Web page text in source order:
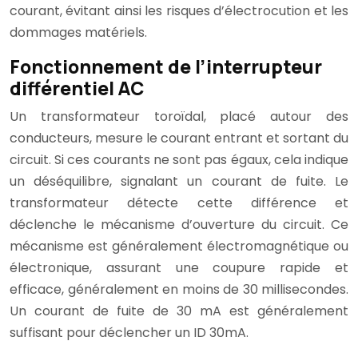
courant, évitant ainsi les risques d’électrocution et les
dommages matériels.
Fonctionnement de l’interrupteur
différentiel AC
Un transformateur toroïdal, placé autour des
conducteurs, mesure le courant entrant et sortant du
circuit. Si ces courants ne sont pas égaux, cela indique
un déséquilibre, signalant un courant de fuite. Le
transformateur détecte cette différence et
déclenche le mécanisme d’ouverture du circuit. Ce
mécanisme est généralement électromagnétique ou
électronique, assurant une coupure rapide et
efficace, généralement en moins de 30 millisecondes.
Un courant de fuite de 30 mA est généralement
suffisant pour déclencher un ID 30mA.